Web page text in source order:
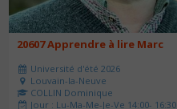
20607 Apprendre à lire Marc
Université d'été 2026
Louvain-la-Neuve
COLLIN Dominique
Jour : Lu-Ma-Me-Je-Ve 14:00- 16:30